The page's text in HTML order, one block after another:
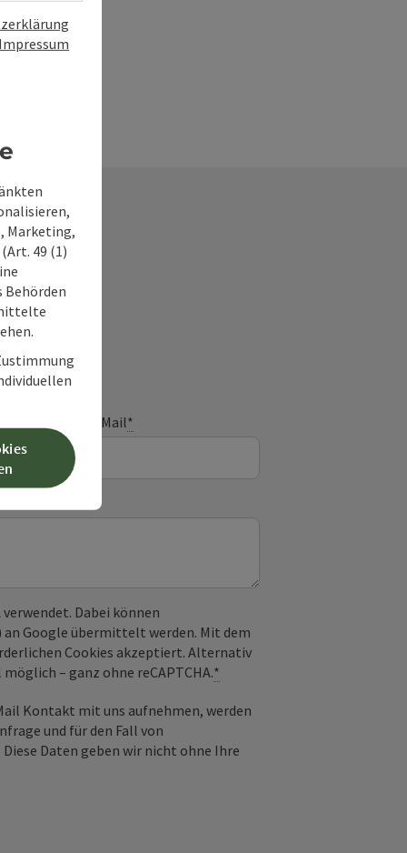
E-Mail*
Dabei können
an Google übermittelt werden. Mit dem
Cookies akzeptiert. Alternativ
– ganz ohne reCAPTCHA.*
Kontakt mit uns aufnehmen, werden
und für den Fall von
Daten geben wir nicht ohne Ihre
Impressum
Marketing,
49 (1)
Behörden